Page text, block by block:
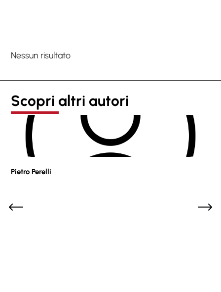
Nessun risultato
Scopri altri autori
Pietro Perelli